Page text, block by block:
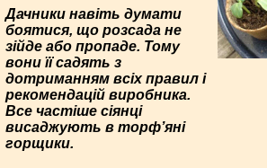
Дачники навіть думати
боятися, що розсада не
зійде або пропаде. Тому
вони її садять з
дотриманням всіх правил і
рекомендацій виробника.
Все частіше сіянці
висаджують в торф’яні
горщики.